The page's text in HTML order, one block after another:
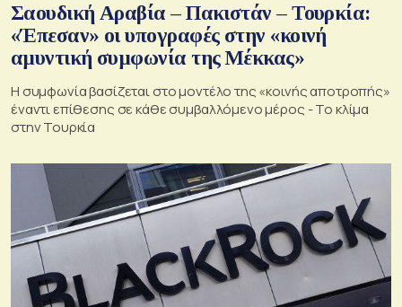
Σαουδική Αραβία – Πακιστάν – Τουρκία:
«Έπεσαν» οι υπογραφές στην «κοινή
αμυντική συμφωνία της Μέκκας»
Η συμφωνία βασίζεται στο μοντέλο της «κοινής αποτροπής»
έναντι επίθεσης σε κάθε συμβαλλόμενο μέρος - Το κλίμα
στην Τουρκία